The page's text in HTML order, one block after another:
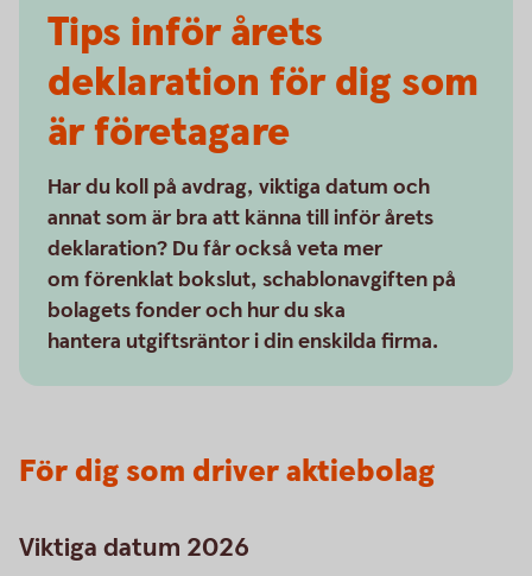
Tips inför årets
deklaration för dig som
är företagare
Har du koll på avdrag, viktiga datum och
annat som är bra att känna till inför årets
deklaration? Du får också veta mer
om förenklat bokslut, schablonavgiften på
bolagets fonder och hur du ska
hantera utgiftsräntor i din enskilda firma.
För dig som driver aktiebolag
Viktiga datum 2026